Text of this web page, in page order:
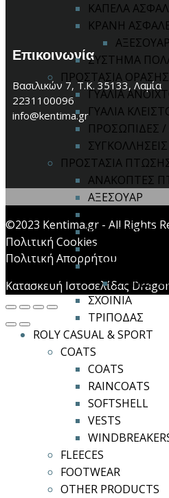
ΚΑΠΕΛΑ
ΚΡΑΝΗ
ΣΥΣΤΗΜΑ
ΠΡΟΣΤΑΣΙΑ ΟΡΑΣΗΣ
ΓΥΑΛΙΑ
ΓΥΑΛΙΑ
ΠΡΟΣΩΠΙΔΕΣ /
ΣΥΓΚΟΛΛΗΣΕΙΣ
ΠΡΟΣΤΑΣΙΑ
ΑΝΑΚΟΠΤΕΣ
ΑΞΕΣΟΥΑΡ
ΚΙΤ ΠΤΩΣΗΣ
ΚΡΙΚΟΙ /
ΟΛΟΣΩΜΕΣ
ΖΩΝΕΣ
ΣΧΟΙΝΙΑ
ΤΡΙΠΟΔΑΣ
ROLY CASUAL & SPORT
COATS
COATS
RAINCOATS
SOFTSHELL
VESTS
FLEECES
FOOTWEAR
OTHER PRODUCTS
Επικοινωνία
Βασιλικών 7, Τ.Κ. 35133, Λαμία
2231100096
info@kentima.gr
©2023 Kentima.gr - All Rights
Πολιτική Cookies
Πολιτική Απορρήτου
Κατασκευή Ιστοσελίδας